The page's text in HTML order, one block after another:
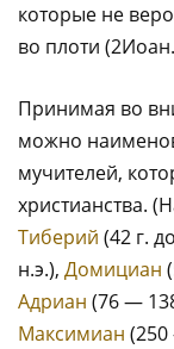
которые не
во плоти
Принимая во
можно
мучителей,
христианства.
Тиберий (42 г.
н.э.), Домициан
Адриан (76 —
Максимиан